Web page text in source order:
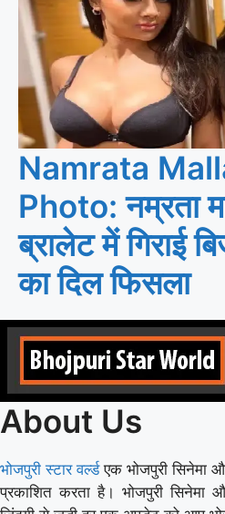
Namrata
Photo: नम्रता
ब्रालेट में गिराई
का दिल फिसला
About Us
भोजपुरी स्टार वर्ल्डएक भोजपुरी सिनेमा
प्रकाशित करता है। भोजपुरी सिनेमा